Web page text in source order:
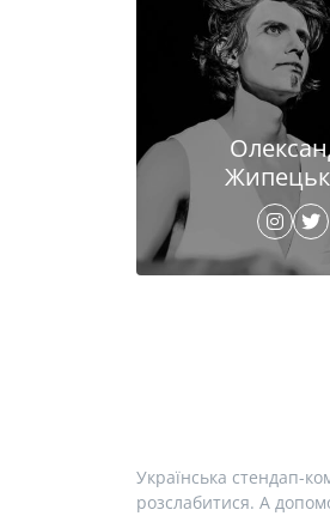
Українська стендап-
розслабитися. А